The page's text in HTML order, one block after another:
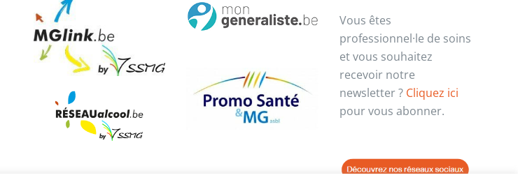
Vous êtes
professionnel·le de soins
et vous souhaitez
recevoir notre
newsletter ? Cliquez ici
pour vous abonner.